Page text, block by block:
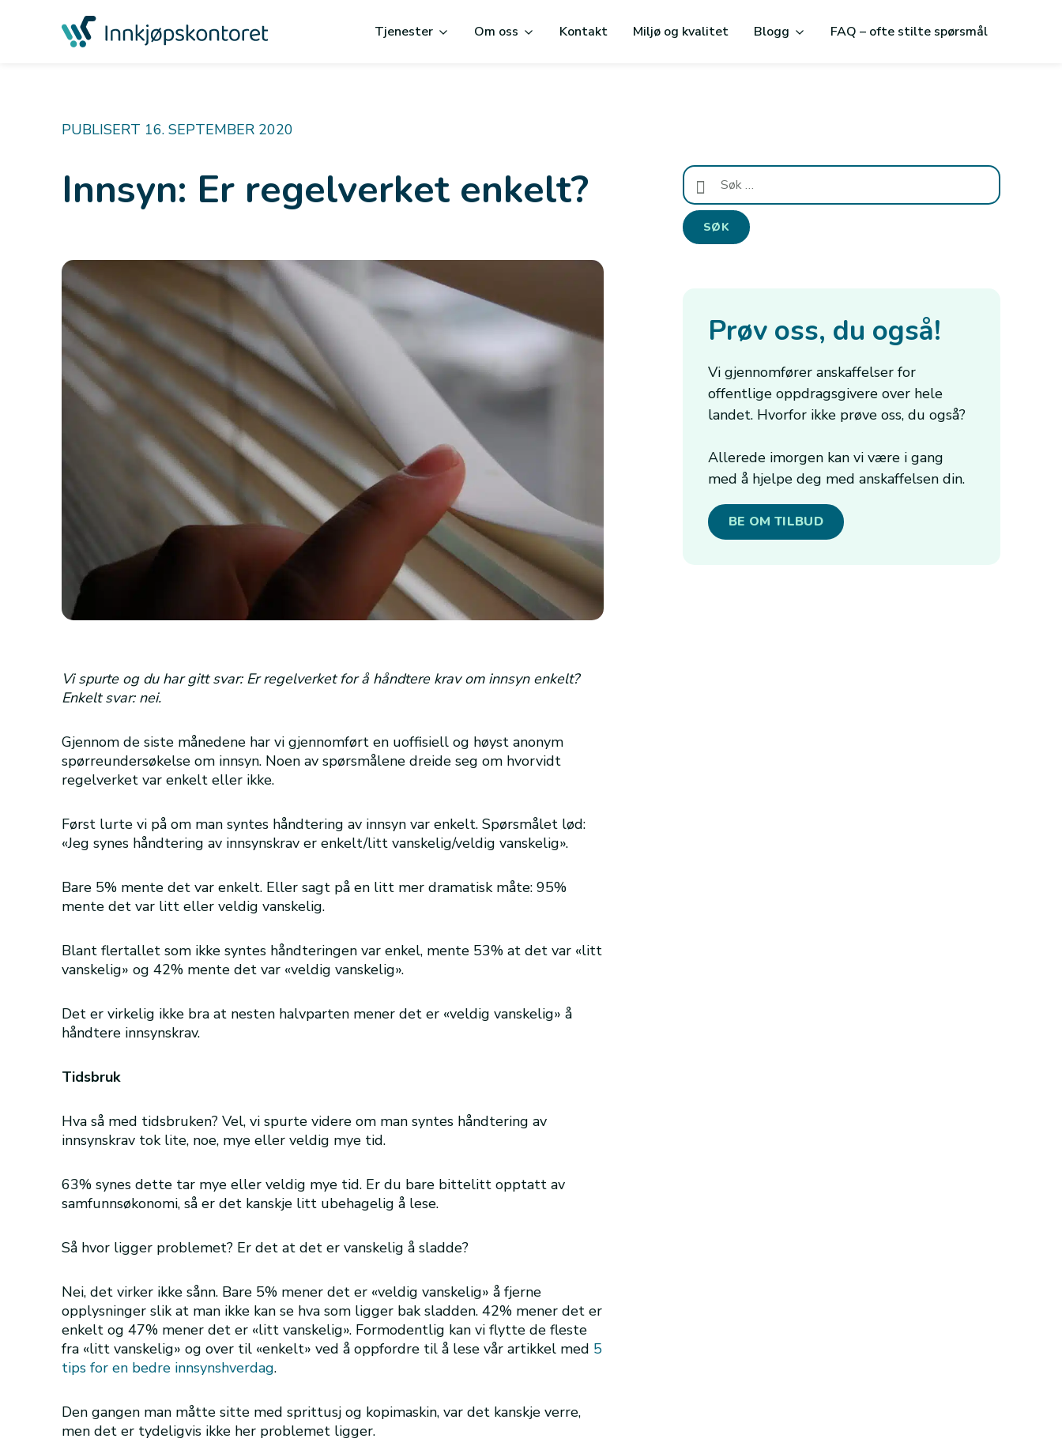
Tjenester Om oss Kontakt Miljø og kvalitet Blogg FAQ – ofte stilte spørsmål
PUBLISERT 16. SEPTEMBER 2020
Innsyn: Er regelverket enkelt?
Vi spurte og du har gitt svar: Er regelverket for å håndtere krav om innsyn enkelt?
Enkelt svar: nei.
Gjennom de siste månedene har vi gjennomført en uoffisiell og høyst anonym
spørreundersøkelse om innsyn. Noen av spørsmålene dreide seg om hvorvidt
regelverket var enkelt eller ikke.
Først lurte vi på om man syntes håndtering av innsyn var enkelt. Spørsmålet lød:
«Jeg synes håndtering av innsynskrav er enkelt/litt vanskelig/veldig vanskelig».
Bare 5% mente det var enkelt. Eller sagt på en litt mer dramatisk måte: 95%
mente det var litt eller veldig vanskelig.
Blant flertallet som ikke syntes håndteringen var enkel, mente 53% at det var «litt
vanskelig» og 42% mente det var «veldig vanskelig».
Det er virkelig ikke bra at nesten halvparten mener det er «veldig vanskelig» å
håndtere innsynskrav.
Tidsbruk
Hva så med tidsbruken? Vel, vi spurte videre om man syntes håndtering av
innsynskrav tok lite, noe, mye eller veldig mye tid.
63% synes dette tar mye eller veldig mye tid. Er du bare bittelitt opptatt av
samfunnsøkonomi, så er det kanskje litt ubehagelig å lese.
Så hvor ligger problemet? Er det at det er vanskelig å sladde?
Nei, det virker ikke sånn. Bare 5% mener det er «veldig vanskelig» å fjerne
opplysninger slik at man ikke kan se hva som ligger bak sladden. 42% mener det er
enkelt og 47% mener det er «litt vanskelig». Formodentlig kan vi flytte de fleste
fra «litt vanskelig» og over til «enkelt» ved å oppfordre til å lese vår artikkel med 5
tips for en bedre innsynshverdag.
Den gangen man måtte sitte med sprittusj og kopimaskin, var det kanskje verre,
men det er tydeligvis ikke her problemet ligger.
Søk
etter:
Prøv oss, du også!
Vi gjennomfører anskaffelser for
offentlige oppdragsgivere over hele
landet. Hvorfor ikke prøve oss, du også?
Allerede imorgen kan vi være i gang
med å hjelpe deg med anskaffelsen din.
BE OM TILBUD